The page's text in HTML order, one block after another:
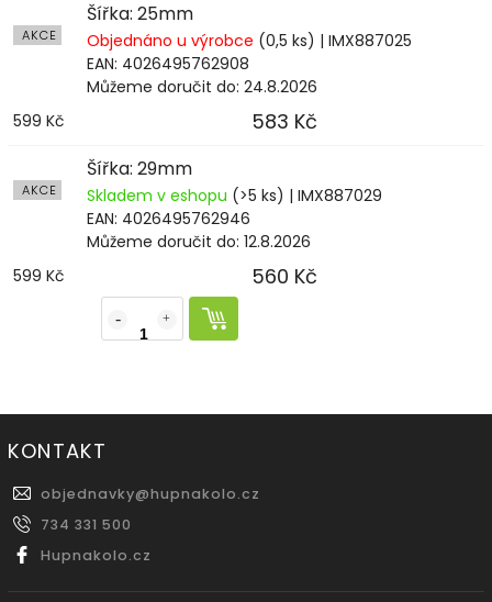
AKCE
Šířka: 25mm
Objednáno u výrobce (0,5 ks) | IMX887025
EAN: 4026495762908
Můžeme doručit do: 24.8.2026
599 Kč
583 Kč
AKCE
Šířka: 29mm
Skladem v eshopu (>5 ks) | IMX887029
EAN: 4026495762946
Můžeme doručit do: 12.8.2026
599 Kč
560 Kč
KONTAKT
objednavky@hupnakolo.cz
734 331 500
Hupnakolo.cz